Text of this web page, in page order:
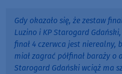
Gdy okazało się, że zestaw
Luzino i KP Starogard
finał 4 czerwca jest nierealny,
miał zagrać półfinał baraży o
Starogard Gdański wciąż ma